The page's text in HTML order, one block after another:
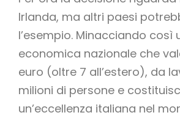
Irlanda, ma altri paesi
l’esempio. Minacciando così
economica nazionale che
euro (oltre 7 all’estero), da
milioni di persone e
un’eccellenza italiana nel